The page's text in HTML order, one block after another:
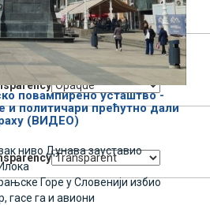
повампирено усташтво -
и политичари прећутно дали
(ВИДЕО)
ниво Дунава зауставио
Горе у Словенији избио
гасе га и авиони